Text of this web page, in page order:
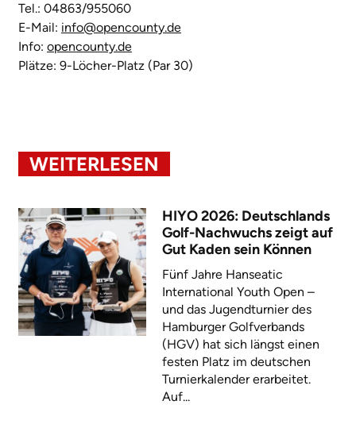
Tel.: 04863/955060
E-Mail: info@opencounty.de
Info: opencounty.de
Plätze: 9-Löcher-Platz (Par 30)
WEITERLESEN
HIYO 2026: Deutschlands
Golf-Nachwuchs zeigt auf
Gut Kaden sein Können
Fünf Jahre Hanseatic
International Youth Open –
und das Jugendturnier des
Hamburger Golfverbands
(HGV) hat sich längst einen
festen Platz im deutschen
Turnierkalender erarbeitet.
Auf...